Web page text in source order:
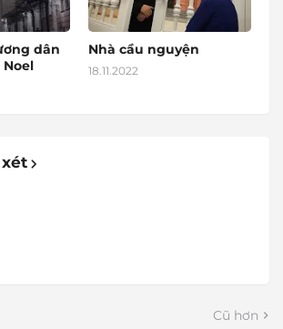
dân
Nhà cầu nguyện
18.11.2022
Cũ hơn